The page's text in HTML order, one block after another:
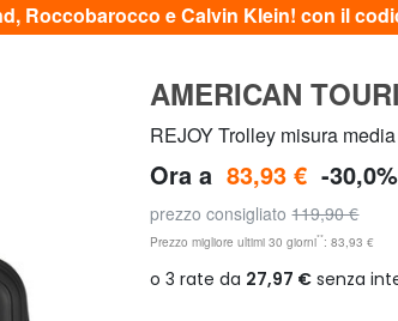
Roccobarocco e Calvin Klein! con il
AMERICAN
REJOY Trolley misura media
Ora a 83,93 € -30,0%
prezzo consigliato119,90 €
Prezzo migliore ultimi 30 giorni**: 83,93 €